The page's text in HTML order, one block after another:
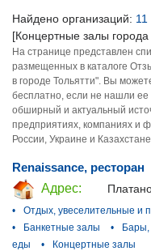
Найдено организаций: 11
[Концертные залы города
На странице представлен
размещенных в каталоге
в городе Тольятти". Вы
бесплатно, если не нашли ее
обширный и актуальный
предприятиях, компаниях и
России, Украине и
Renaissance, ресторан
Адрес:
•
Отдых, увеселительные и
•
Банкетные залы •
еды
• Концертные залы